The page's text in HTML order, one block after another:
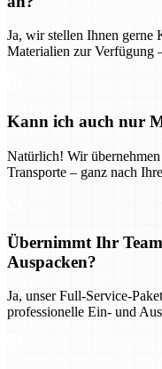
Ja, wir stellen Ihnen gerne
Materialien zur Verfügung
Kann ich auch nur
Natürlich! Wir
Transporte – ganz nach
Übernimmt Ihr
Auspacken?
Ja, unser Full-Service-
professionelle Ein- und